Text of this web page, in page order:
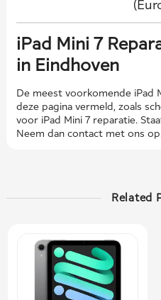
iPad Mini 7
in Eindhoven
De meest voorkomende iPad
deze pagina vermeld, zoals
voor iPad Mini 7 reparatie.
Neem dan contact met ons op.
Related